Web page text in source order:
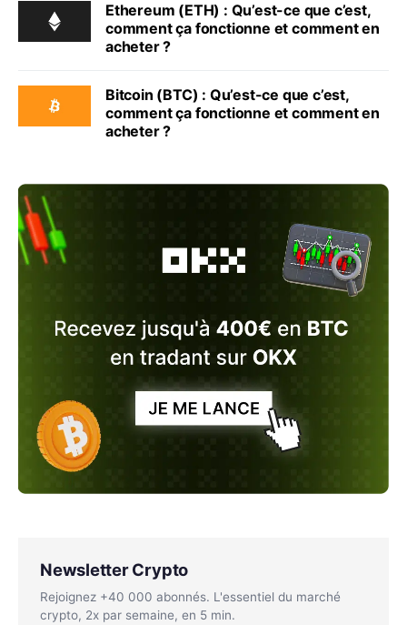
Ethereum (ETH) : Qu’est-ce que c’est,
comment ça fonctionne et comment en
acheter ?
Bitcoin (BTC) : Qu’est-ce que c’est,
comment ça fonctionne et comment en
acheter ?
Newsletter Crypto
Rejoignez +40 000 abonnés. L'essentiel du marché
crypto, 2x par semaine, en 5 min.